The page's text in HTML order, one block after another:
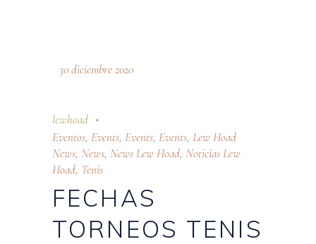
30 diciembre 2020
lewhoad
Eventos, Events, Events, Events, Lew Hoad
News, News, News Lew Hoad, Noticias Lew
Hoad, Tenis
FECHAS
TORNEOS TENIS